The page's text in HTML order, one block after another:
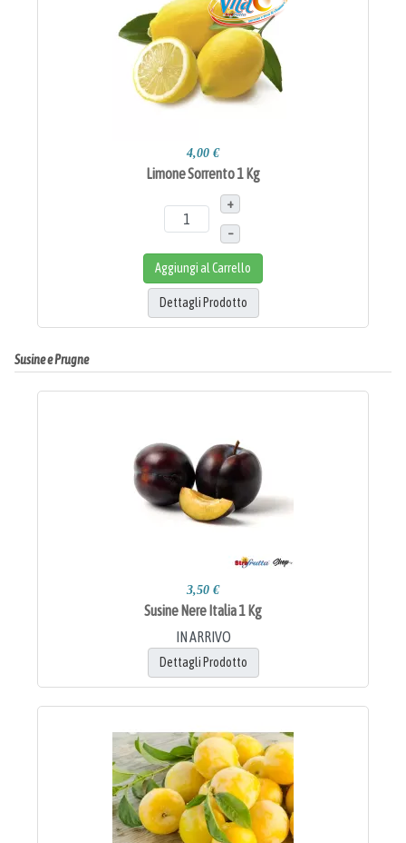
4,00 €
Limone Sorrento 1 Kg
+
–
Aggiungi al Carrello
Dettagli Prodotto
Susine e Prugne
3,50 €
Susine Nere Italia 1 Kg
IN ARRIVO
Dettagli Prodotto